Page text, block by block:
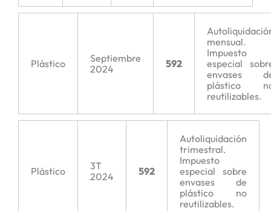
Plástico
Septiembre
2024
592
mensual.
Impuesto
especial
envases
plástico
reutilizables.
Plástico
3T
2024
592
Autoliquidación
trimestral.
Impuesto
especial sobre
envases de
plástico no
reutilizables.